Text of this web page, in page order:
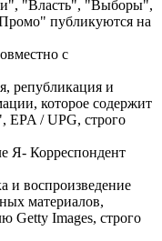
"Власть", "Выборы",
публикуются на
с
републикация и
которое содержит
EPA / UPG, строго
Я- Корреспондент
и воспроизведение
материалов,
Getty Images, строго